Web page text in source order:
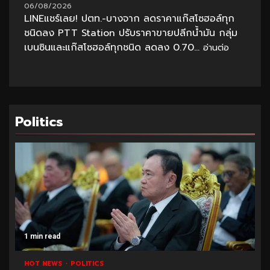
06/08/2026
LINEแชร์เลย! ปตท.-บางจาก ลดราคาแก๊สโซฮอล์ทุก
ชนิดลง PTT Station ปรับราคาขายปลีกน้ำมัน กลุ่ม
เบนซินและแก๊สโซฮอล์ทุกชนิด ลดลง 0.70... อ่านต่อ
Politics
1 min read
HOT NEWS POLITICS